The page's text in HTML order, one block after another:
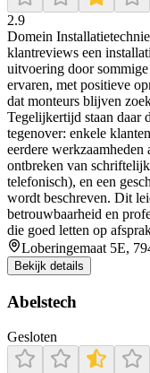
2.9
Domein
klantreviews een
uitvoering door
ervaren, met positieve
dat monteurs blijven
Tegelijkertijd staan daar
tegenover: enkele
eerdere
ontbreken van
telefonisch), en een
wordt beschreven. Dit
betrouwbaarheid en
die goed letten op
Loberingemaat 5E,
Bekijk details
Abelstech
Gesloten